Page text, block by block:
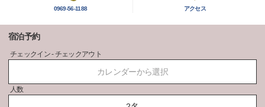
0969-56-1188 アクセス
宿泊予約
チェックイン - チェックアウト
カレンダーから選択
人数